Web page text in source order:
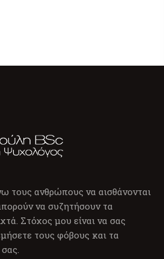
τους ανθρώπους να αισθάνονται
να συζητήσουν τα
Στόχος μου είναι να σας
τους φόβους και τα